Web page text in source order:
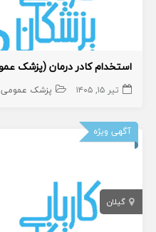
تیر ۱۵, ۱۴۰۵ پزشک عمومی
آگهی ویژه
گیلان